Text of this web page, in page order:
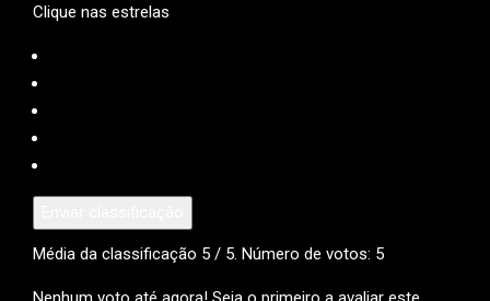
Clique nas estrelas
Média da classificação 5 / 5. Número de votos: 5